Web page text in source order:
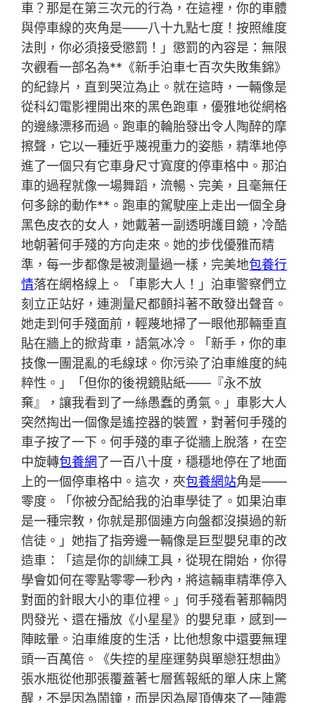
車？那是在第三次元的行為，在這裡，你的車體
與停車線的夾角是——八十九點七度！按照維度
法則，你必須接受懲罰！」懲罰的內容是：無限
次觀看一部名為**《新手泊車七百次失敗集錦》
的紀錄片，直到哭泣為止。就在這時，一輛像是
從科幻電影裡開出來的黑色跑車，優雅地從網格
的邊緣漂移而過。跑車的輪胎發出令人陶醉的摩
擦聲，它以一種近乎蔑視重力的姿態，精準地停
進了一個只有它車身尺寸寬度的停車格中。那泊
車的過程就像一場舞蹈，流暢、完美，且毫無任
何多餘的動作**。跑車的駕駛座上走出一個全身
黑色皮衣的女人，她戴著一副透明護目鏡，冷酷
地朝著何手殘的方向走來。她的步伐優雅而精
準，每一步都像是被測量過一樣，完美地包養行
情落在網格線上。「車影大人！」泊車警察們立
刻立正站好，連測量尺都顫抖著不敢發出聲音。
她走到何手殘面前，輕蔑地掃了一眼他那輛垂直
貼在牆上的掀背車，語氣冰冷。「新手，你的車
技像一團混亂的毛線球。你污染了泊車維度的純
粹性。」「但你的後視鏡貼紙——『永不放
棄』，讓我看到了一絲愚蠢的勇氣。」車影大人
突然掏出一個像是遙控器的裝置，對著何手殘的
車子按了一下。何手殘的車子從牆上脫落，在空
中旋轉包養網了一百八十度，穩穩地停在了地面
上的一個停車格中。這次，夾包養網站角是——
零度。「你被分配給我的泊車學徒了。如果泊車
是一種宗教，你就是那個連方向盤都沒摸過的新
信徒。」她指了指旁邊一輛像是巨型嬰兒車的改
造車：「這是你的訓練工具，從現在開始，你得
學會如何在零點零零一秒內，將這輛車精準停入
對面的針眼大小的車位裡。」何手殘看著那輛閃
閃發光、還在播放《小星星》的嬰兒車，感到一
陣眩暈。泊車維度的生活，比他想象中還要無理
頭一百萬倍。《失控的星座運勢與單戀狂想曲》
張水瓶從他那張覆蓋著七層舊報紙的單人床上驚
醒，不是因為鬧鐘，而是因為屋頂傳來了一陣震